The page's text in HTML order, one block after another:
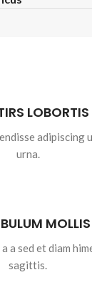
LOBORTIS
urna.
MOLLIS
a sed et diam
sagittis.